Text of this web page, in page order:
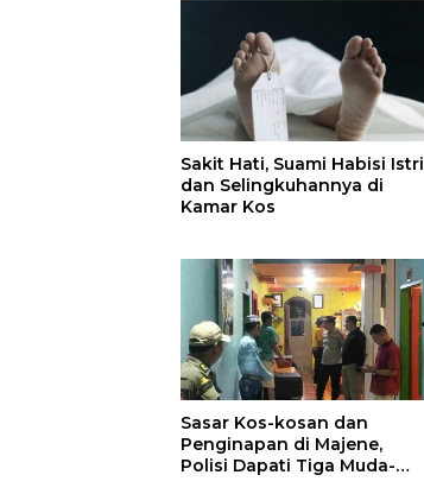
Sakit Hati, Suami Habisi Istri
dan Selingkuhannya di
Kamar Kos
Sasar Kos-kosan dan
Penginapan di Majene,
Polisi Dapati Tiga Muda-